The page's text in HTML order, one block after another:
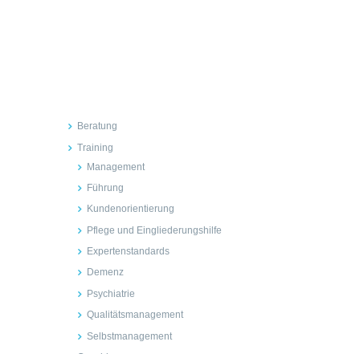
Beratung
Training
Management
Führung
Kundenorientierung
Pflege und Eingliederungshilfe
Expertenstandards
Demenz
Psychiatrie
Qualitätsmanagement
Selbstmanagement